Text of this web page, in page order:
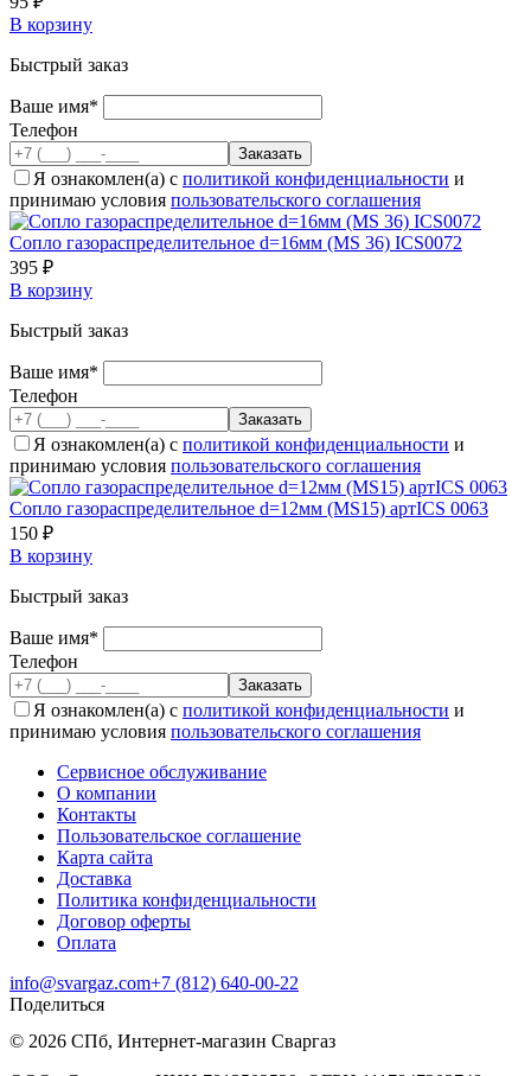
В корзину
Быстрый заказ
Ваше имя*
Телефон
Я ознакомлен(а) с политикой конфиденциальности и
принимаю условия пользовательского соглашения
Сопло газораспределительное d=16мм (MS 36) ICS0072
395 ₽
В корзину
Быстрый заказ
Ваше имя*
Телефон
Я ознакомлен(а) с политикой конфиденциальности и
принимаю условия пользовательского соглашения
Сопло газораспределительное d=12мм (MS15) артICS 0063
150 ₽
В корзину
Быстрый заказ
Ваше имя*
Телефон
Я ознакомлен(а) с политикой конфиденциальности и
принимаю условия пользовательского соглашения
Сервисное обслуживание
О компании
Контакты
Пользовательское соглашение
Карта сайта
Доставка
Политика конфиденциальности
Договор оферты
Оплата
info@svargaz.com+7 (812) 640‑00‑22
Поделиться
© 2026 СПб, Интернет-магазин Сваргаз